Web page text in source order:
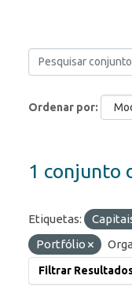
Ordenar por
1 conjunto
Etiquetas:
Portfólio
Filtrar